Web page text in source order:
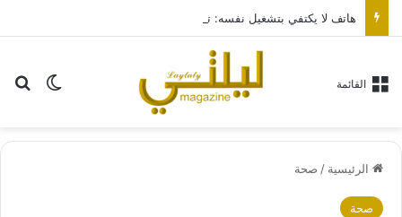
الوضع القائمة
الرئيسية / صحة
صحة